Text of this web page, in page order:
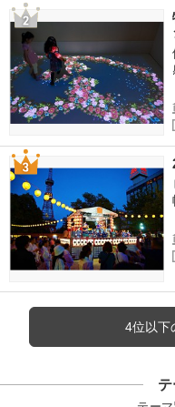
4位以下